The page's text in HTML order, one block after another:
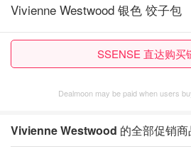
Vivienne Westwood 银色 饺子包
SSENSE 直达购
Dealmoon may be paid when users
Vivienne Westwood 的全部促销商